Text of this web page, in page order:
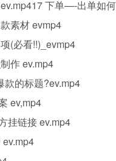
下单—-出单如
素材 evmp4
(必看!!)_evmp4
作 ev.mp4
的标题?ev.mp4
ev,mp4
挂链接 ev.mp4